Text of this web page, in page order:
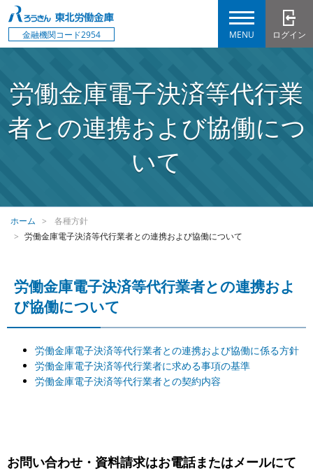
金融機関コード2954 ログイン
MENU
労働金庫電子決済等代行業
者との連携および協働につ
いて
ホーム
各種方針
労働金庫電子決済等代行業者との連携および協働について
労働金庫電子決済等代行業者との連携およ
び協働について
労働金庫電子決済等代行業者との連携および協働に係る方針
労働金庫電子決済等代行業者に求める事項の基準
労働金庫電子決済等代行業者との契約内容
お問い合わせ・資料請求はお電話またはメールにて